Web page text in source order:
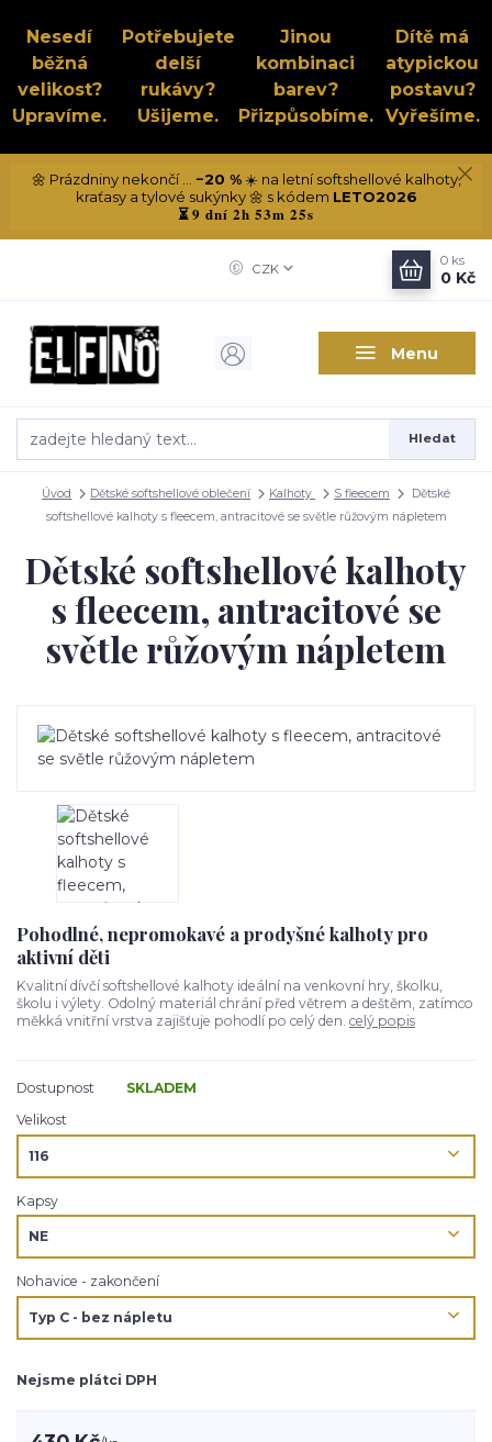
Nesedí
běžná
velikost?
Upravíme.
Potřebujete
delší
rukávy?
Ušijeme.
Jinou
kombinaci
barev?
Přizpůsobíme.
Dítě má
atypickou
postavu?
Vyřešíme.
🌼 Prázdniny nekončí ... −20 %☀️ na letní softshellové kalhoty,
kraťasy a tylové sukýnky 🌼 s kódem LETO2026
⏳9 dní 2h 53m 25s
Menu
CZK
Hledat
0 ks
0 Kč
Úvod Dětské softshellové oblečení Kalhoty S fleecem
Dětské
softshellové kalhoty s fleecem, antracitové se světle růžovým nápletem
Dětské softshellové kalhoty
s fleecem, antracitové se
světle růžovým nápletem
Pohodlné, nepromokavé a prodyšné kalhoty pro
aktivní děti
Kvalitní dívčí softshellové kalhoty ideální na venkovní hry, školku,
školu i výlety. Odolný materiál chrání před větrem a deštěm, zatímco
měkká vnitřní vrstva zajišťuje pohodlí po celý den. celý popis
Dostupnost
SKLADEM
Velikost
Kapsy
Nohavice - zakončení
Nejsme plátci DPH